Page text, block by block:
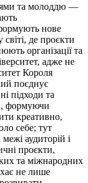
та молоддю —
нове
де проєкти
організації та
адже не
Короля
поєднує
підходи та
формуючи
креативно,
себе; тут
аудиторій і
проєкти,
та міжнародних
не лише